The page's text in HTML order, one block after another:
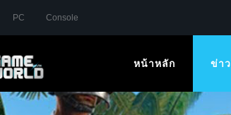
PC Console
หน้าหลัก ข่า